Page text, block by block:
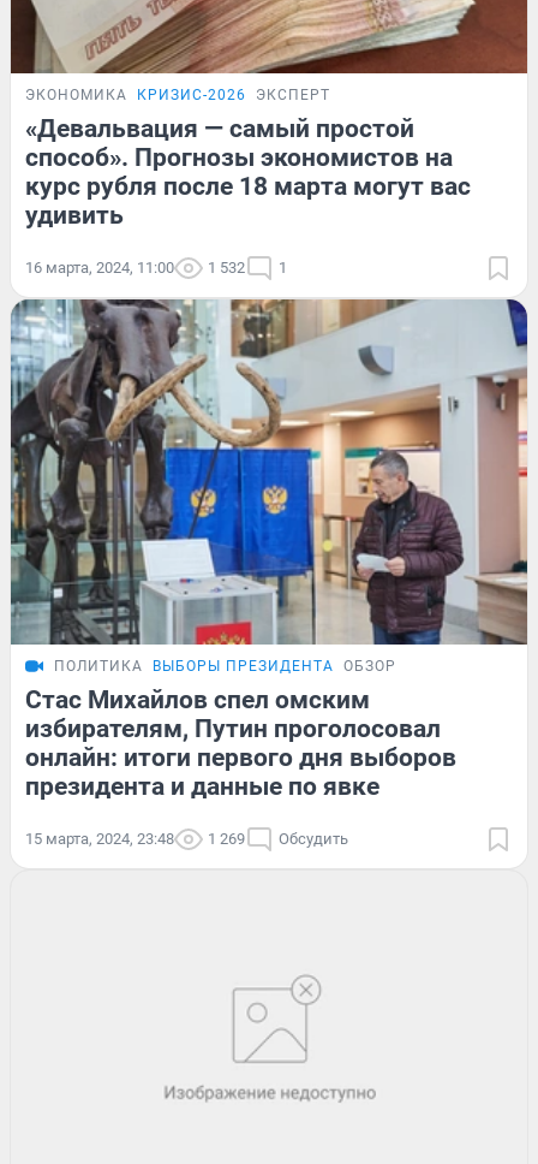
ЭКОНОМИКА КРИЗИС-2026 ЭКСПЕРТ
«Девальвация — самый простой
способ». Прогнозы экономистов на
курс рубля после 18 марта могут вас
удивить
16 марта, 2024, 11:00 1 532 1
ПОЛИТИКА ВЫБОРЫ ПРЕЗИДЕНТА ОБЗОР
Стас Михайлов спел омским
избирателям, Путин проголосовал
онлайн: итоги первого дня выборов
президента и данные по явке
15 марта, 2024, 23:48 1 269 Обсудить